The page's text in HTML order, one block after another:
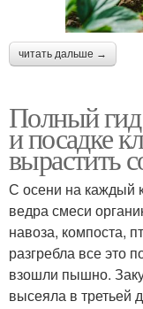
читать дальше →
Полный гид
и посадке
вырастить
С осени на каждый
ведра смеси
навоза, компоста,
разгребла все это
взошли пышно.
высеяла в третьей